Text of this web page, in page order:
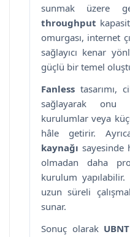
sunmak üzere
throughput
omurgası, internet
sağlayıcı kenar
güçlü bir temel
Fanless tasarımı,
sağlayarak onu
kurulumlar veya
hâle getirir.
kaynağı sayesinde
olmadan daha
kurulum
uzun süreli
sunar.
Sonuç olarak